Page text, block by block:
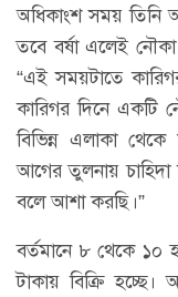
অধিকাংশ সময় তিনি
তবে বর্ষা এলেই
“এই সময়টাতে
কারিগর দিনে একটি
বিভিন্ন এলাকা
আগের তুলনায় চাহিদা
বলে আশা করছি।”
বর্তমানে ৮ থেকে ১০
টাকায় বিক্রি